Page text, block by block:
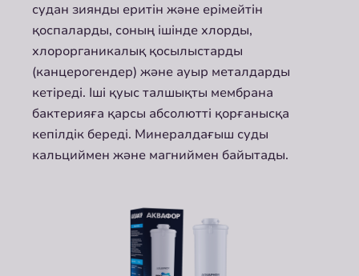
судан зиянды еритін және ерімейтін
қоспаларды, соның ішінде хлорды,
хлорорганикалық қосылыстарды
(канцерогендер) және ауыр металдарды
кетіреді. Іші қуыс талшықты мембрана
бактерияға қарсы абсолютті қорғанысқа
кепілдік береді. Минералдағыш суды
кальциймен және магниймен байытады.